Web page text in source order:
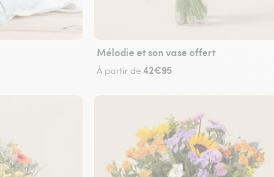
Mélodie et son vase offert
À partir de42€95